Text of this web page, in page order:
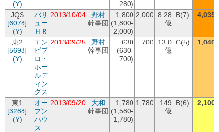
(Y)
280)
JQS
[6078]
(Y)
バリ
ュー
ＨＲ
2013/10/04
野村
幹事団
1,800
(1,800-
2,000)
2,000 8.28
億
B(7) 4,035
東2
[5698]
(Y)
エン
ビプ
ロ・
ホー
ルデ
ィン
グス
2013/09/25
野村
幹事団
630
(630-
700)
700
13.0
億
C(5) 1,040
東1
[3288]
(Y)
オー
プン
ハウ
ス
2013/09/20
大和
幹事団
1,780
(1,580-
1,780)
1,780
149
億
B(6) 2,100